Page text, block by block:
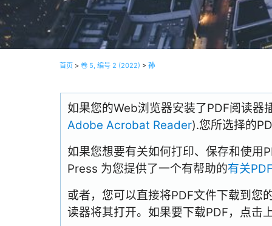
首页 > 卷 5, 编号 2 (2022) > 孙
如果您的Web浏览器安装了PDF阅读器
Adobe Acrobat Reader).您所选择的
如果您想要有关如何打印、保存和使用
Press 为您提供了一个有帮助的有关
或者，您可以直接将PDF文件下载到您
读器将其打开。如果要下载PDF，点击